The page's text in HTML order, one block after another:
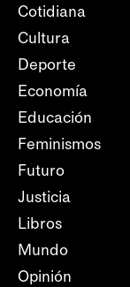
Cotidiana
Cultura
Deporte
Economía
Educación
Feminismos
Futuro
Justicia
Libros
Mundo
Opinión